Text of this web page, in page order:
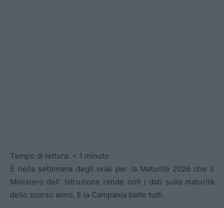
Tempo di lettura: < 1 minuto
È nella settimana degli orali per la Maturità 2026 che il
Ministero dell’ Istruzione rende noti i dati sulla maturità
dello scorso anno. E la Campania batte tutti.